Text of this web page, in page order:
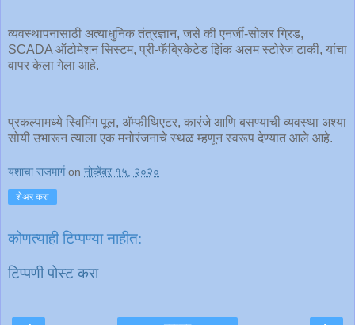
व्यवस्थापनासाठी अत्याधुनिक तंत्रज्ञान, जसे की एनर्जी-सोलर ग्रिड,
SCADA ऑटोमेशन सिस्टम, प्री-फॅब्रिकेटेड झिंक अलम स्टोरेज टाकी, यांचा
वापर केला गेला आहे.
प्रकल्पामध्ये स्विमिंग पूल, अ‍ॅम्फीथिएटर, कारंजे आणि बसण्याची व्यवस्था अश्या
सोयी उभारून त्याला एक मनोरंजनाचे स्थळ म्हणून स्वरूप देण्यात आले आहे.
यशाचा राजमार्ग on नोव्हेंबर १५, २०२०
शेअर करा
कोणत्याही टिप्पण्‍या नाहीत:
टिप्पणी पोस्ट करा